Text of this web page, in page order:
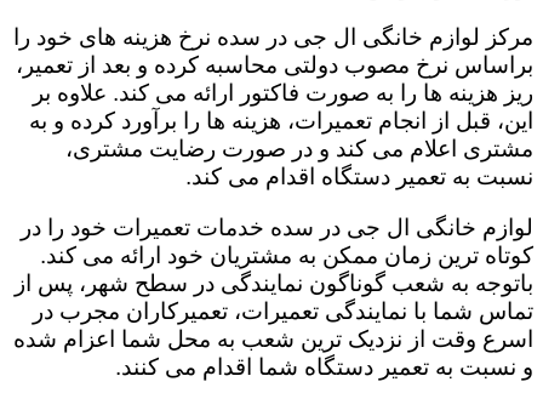
مرکز لوازم خانگی ال جی در سده نرخ هزینه های خود را
براساس نرخ مصوب دولتی محاسبه کرده و بعد از تعمیر،
ریز هزینه ها را به صورت فاکتور ارائه می کند. علاوه بر
این، قبل از انجام تعمیرات، هزینه ها را برآورد کرده و به
مشتری اعلام می کند و در صورت رضایت مشتری،
نسبت به تعمیر دستگاه اقدام می کند.
لوازم خانگی ال جی در سده خدمات تعمیرات خود را در
کوتاه ترین زمان ممکن به مشتریان خود ارائه می کند.
باتوجه به شعب گوناگون نمایندگی در سطح شهر، پس از
تماس شما با نمایندگی تعمیرات، تعمیرکاران مجرب در
اسرع وقت از نزدیک ترین شعب به محل شما اعزام شده
و نسبت به تعمیر دستگاه شما اقدام می کنند.